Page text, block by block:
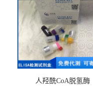
人羟酰CoA脱氢酶